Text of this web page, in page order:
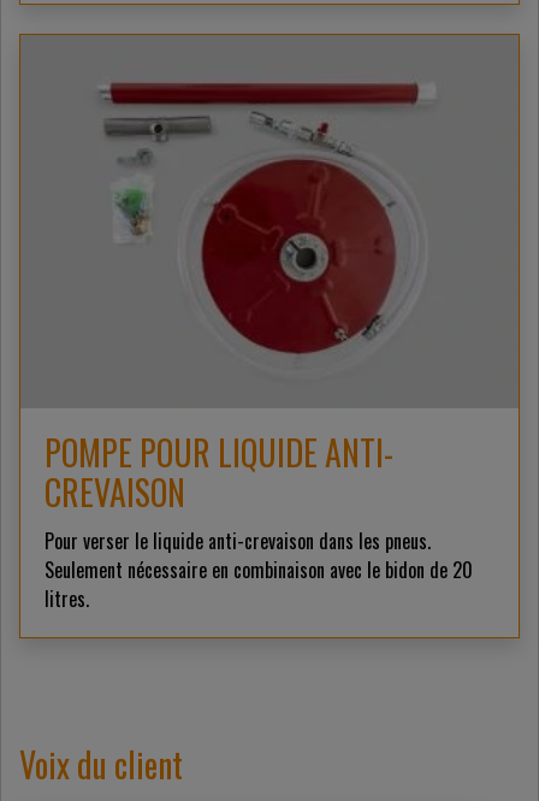
POMPE POUR LIQUIDE ANTI-
CREVAISON
Pour verser le liquide anti-crevaison dans les pneus.
Seulement nécessaire en combinaison avec le bidon de 20
litres.
Voix du client